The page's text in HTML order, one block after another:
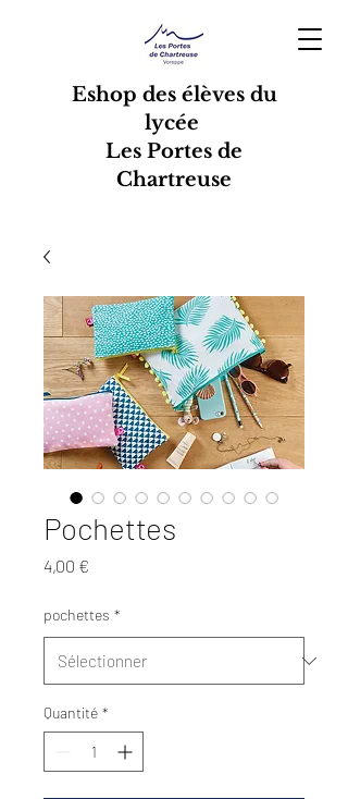
Eshop des élèves du
lycée
Les Portes de
Chartreuse
Pochettes
4,00 €
pochettes *
Quantité *